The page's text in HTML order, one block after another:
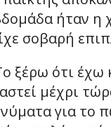
ήταν η
σοβαρή
ξέρω ότι
μέχρι
για το